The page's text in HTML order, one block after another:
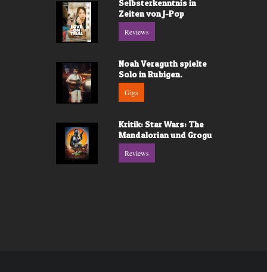
Selbsterkenntnis in
Zeiten von J-Pop
Reviews
Noah Veraguth spielte
Solo in Rubigen.
Gigs
Kritik: Star Wars: The
Mandalorian und Grogu
Reviews